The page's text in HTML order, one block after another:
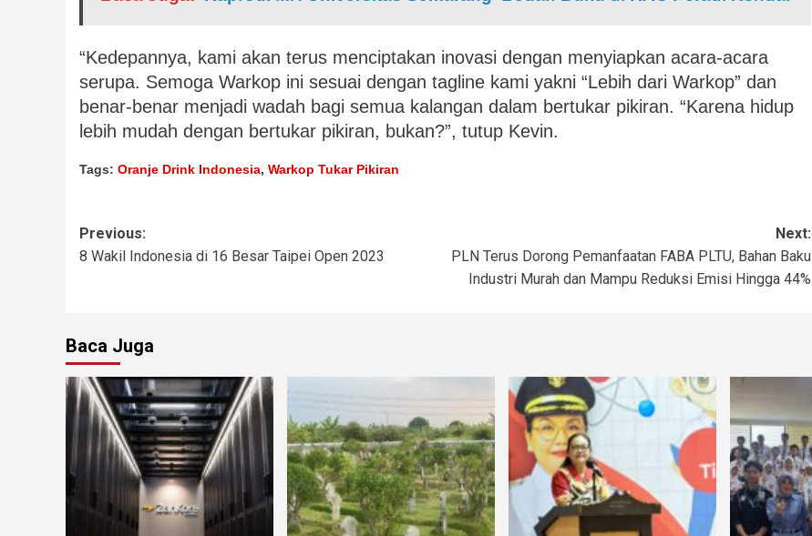
“Kedepannya, kami akan terus menciptakan inovasi dengan menyiapkan acara-acara
serupa. Semoga Warkop ini sesuai dengan tagline kami yakni “Lebih dari Warkop” dan
benar-benar menjadi wadah bagi semua kalangan dalam bertukar pikiran. “Karena hidup
lebih mudah dengan bertukar pikiran, bukan?”, tutup Kevin.
Tags: Oranje Drink Indonesia, Warkop Tukar Pikiran
Previous:
8 Wakil Indonesia di 16 Besar Taipei Open 2023
Next:
PLN Terus Dorong Pemanfaatan FABA PLTU, Bahan Baku
Industri Murah dan Mampu Reduksi Emisi Hingga 44%
Baca Juga